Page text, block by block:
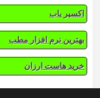
اکسیر یاب
بهترین نرم افزار مطب
خرید هاست ارزان